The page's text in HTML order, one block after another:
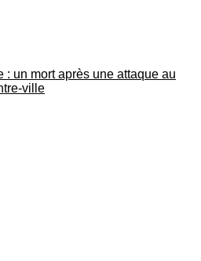
: un mort après une attaque au
ville